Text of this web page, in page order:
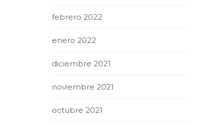
febrero 2022
enero 2022
diciembre 2021
noviembre 2021
octubre 2021